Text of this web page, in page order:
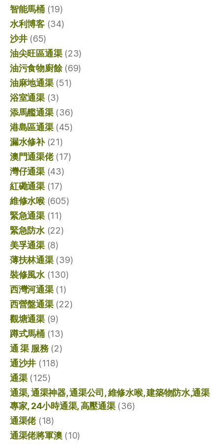
智能馬桶(19)
水利博客(34)
沙井(65)
油尖旺區通渠(23)
油污食物廚餘(69)
油麻地通渠(51)
浴室通渠(3)
添馬艦通渠(36)
港島區通渠(45)
漏水修补(21)
澳門通渠佬(17)
灣仔通渠(43)
紅磡通渠(17)
維修水喉(605)
緊急通渠(11)
緊急防水(22)
美孚通渠(8)
薄扶林通渠(39)
裝修風水(130)
西灣河通渠(1)
西營盤通渠(22)
觀塘通渠(9)
蹲式馬桶(13)
通 渠 服務(2)
通沙井 (118)
通渠(125)
通渠, 通渠神器, 通渠公司, 維修水喉, 建築物防水,通渠
專家, 24小時通渠, 高壓通渠(36)
通渠佬(18)
通渠佬將軍澳(10)